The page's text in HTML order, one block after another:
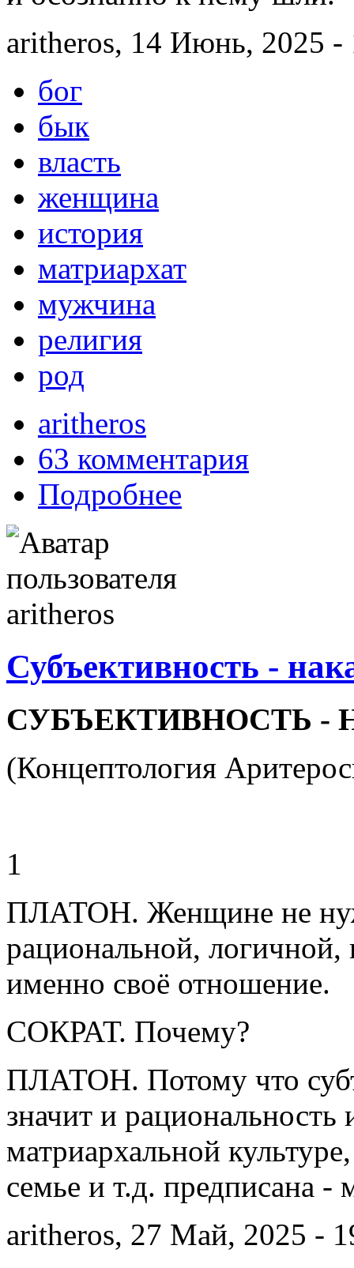
aritheros, 14 Июнь, 2025 -
бог
бык
власть
женщина
история
матриархат
мужчина
религия
род
aritheros
63 комментария
Подробнее
Субъективность -
СУБЪЕКТИВНОСТЬ -
(Концептология
1
ПЛАТОН. Женщине не
рациональной,
именно своё отношение.
СОКРАТ. Почему?
ПЛАТОН. Потому что
значит и
матриархальной
семье и т.д. предписана -
aritheros, 27 Май, 2025 -